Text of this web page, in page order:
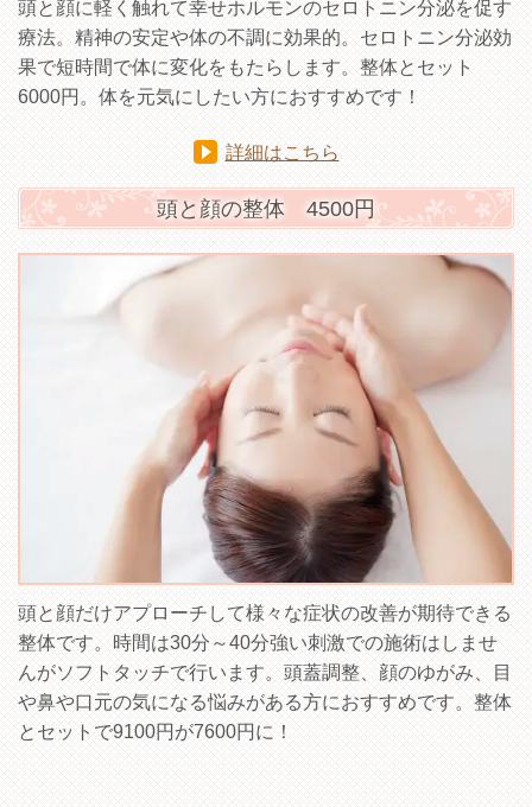
頭と顔に軽く触れて幸せホルモンのセロトニン分泌を促す
療法。精神の安定や体の不調に効果的。セロトニン分泌効
果で短時間で体に変化をもたらします。整体とセット
6000円。体を元気にしたい方におすすめです！
詳細はこちら
頭と顔の整体 4500円
頭と顔だけアプローチして様々な症状の改善が期待できる
整体です。時間は30分～40分強い刺激での施術はしませ
んがソフトタッチで行います。頭蓋調整、顔のゆがみ、目
や鼻や口元の気になる悩みがある方におすすめです。整体
とセットで9100円が7600円に！